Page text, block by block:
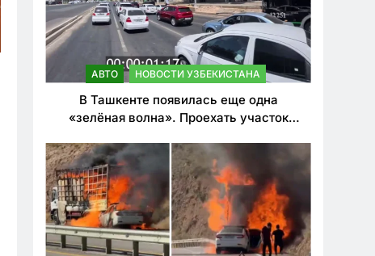
АВТО НОВОСТИ УЗБЕКИСТАНА
В Ташкенте появилась еще одна
«зелёная волна». Проехать участок